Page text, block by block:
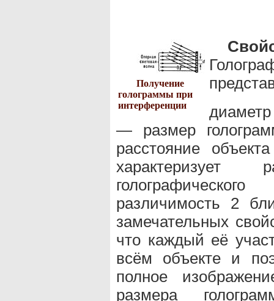
Получение
голограммы при
интерференции
— размер
расстояние
характеризует
различимость 2
замечательных
что каждый её
всём объекте и
полное
размера